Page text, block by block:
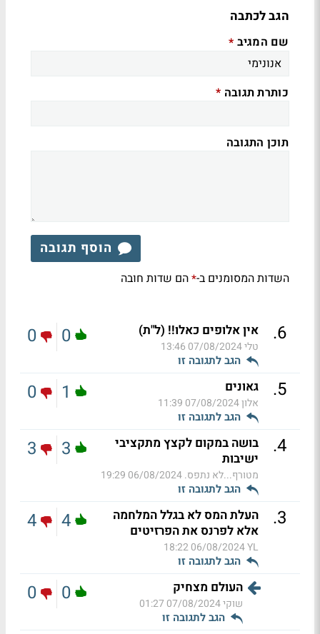
הגב לכתבה
שם המגיב *
כותרת תגובה *
תוכן התגובה
הוסף תגובה
השדות המסומנים ב-*הם שדות חובה
6
. אין אלופים כאלו!! (ל"ת)
טלי07/08/2024 13:46
הגב לתגובה זו
0
0
5
. גאונים
אלון07/08/2024 11:39
הגב לתגובה זו
1
0
4
.
בושה במקום לקצץ מתקציבי
ישיבות
מטורף...לא נתפס.06/08/2024 19:29
הגב לתגובה זו
3
3
3
.
העלת המס לא בגלל המלחמה
אלא לפרנס את הפרזיטים
YL
06/08/2024 18:22
הגב לתגובה זו
4
4
העולם מצחיק
שוקי07/08/2024 01:27
הגב לתגובה זו
0
0